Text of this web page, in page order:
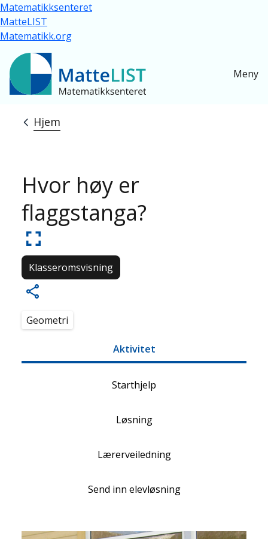
Hopp til hovedinnhold
Matematikksenteret
MatteLIST
Matematikk.org
Meny
Navigasjonssti
Hjem
Hvor høy er
flaggstanga?
Klasseromsvisning
Geometri
Aktivitet
Starthjelp
Løsning
Lærerveiledning
Send inn elevløsning